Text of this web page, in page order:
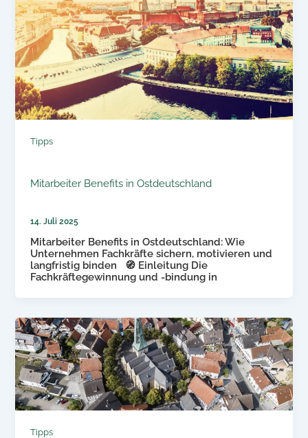
Tipps
Mitarbeiter Benefits in Ostdeutschland
14. Juli 2025
Mitarbeiter Benefits in Ostdeutschland: Wie
Unternehmen Fachkräfte sichern, motivieren und
langfristig binden 🧭 Einleitung Die
Fachkräftegewinnung und -bindung in
Tipps